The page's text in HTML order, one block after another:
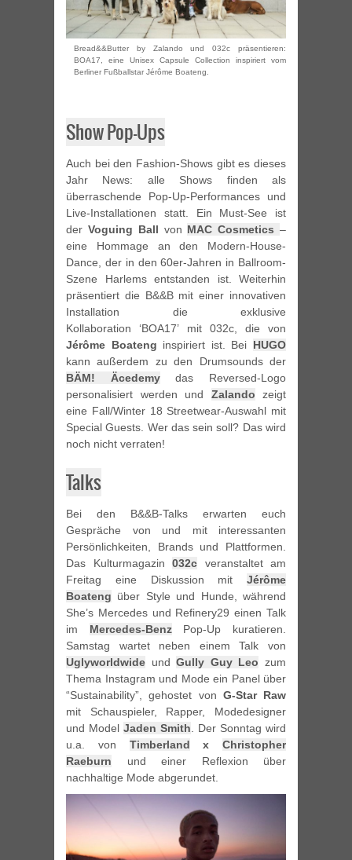
Bread&&Butter by Zalando und 032c präsentieren:
BOA17, eine Unisex Capsule Collection inspiriert vom
Berliner Fußballstar Jérôme Boateng.
Show Pop-Ups
Auch bei den Fashion-Shows gibt es dieses
Jahr News: alle Shows finden als
überraschende Pop-Up-Performances und
Live-Installationen statt. Ein Must-See ist
der Voguing Ball von MAC Cosmetics–
eine Hommage an den Modern-House-
Dance, der in den 60er-Jahren in Ballroom-
Szene Harlems entstanden ist. Weiterhin
präsentiert die B&&B mit einer innovativen
Installation die exklusive
Kollaboration ‘BOA17’ mit 032c, die von
Jérôme Boateng inspiriert ist. Bei HUGO
kann außerdem zu den Drumsounds der
BÄM! Äcedemydas Reversed-Logo
personalisiert werden und Zalando zeigt
eine Fall/Winter 18 Streetwear-Auswahl mit
Special Guests. Wer das sein soll? Das wird
noch nicht verraten!
Talks
Bei den B&&B-Talks erwarten euch
Gespräche von und mit interessanten
Persönlichkeiten, Brands und Plattformen.
Das Kulturmagazin 032c veranstaltet am
Freitag eine Diskussion mit Jérôme
Boateng über Style und Hunde, während
She’s Mercedes und Refinery29 einen Talk
im Mercedes-BenzPop-Up kuratieren.
Samstag wartet neben einem Talk von
Uglyworldwide undGully Guy Leo zum
Thema Instagram und Mode ein Panel über
“Sustainability”, gehostet von G-Star Raw
mit Schauspieler, Rapper, Modedesigner
und Model Jaden Smith . Der Sonntag wird
u.a. von Timberland x
Christopher
Raeburn und einer Reflexion über
nachhaltige Mode abgerundet.